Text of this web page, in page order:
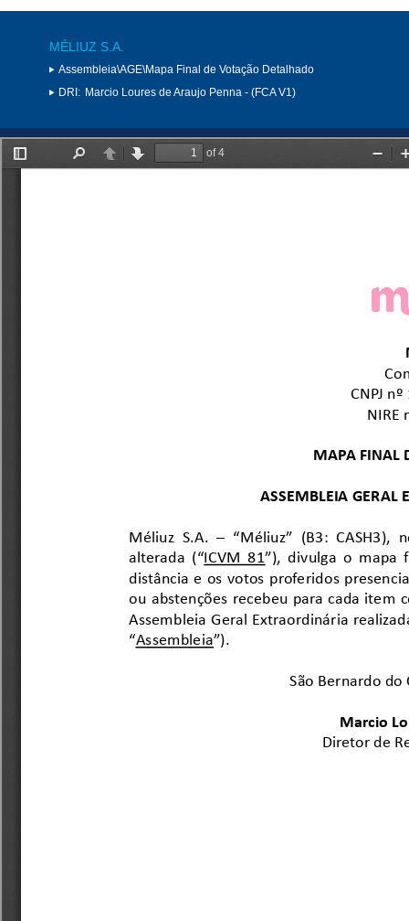
MÉLIUZ S.A.
Assembleia\AGE\Mapa Final de Votação Detalhado
DRI: Marcio Loures de Araujo Penna - (FCA V1)